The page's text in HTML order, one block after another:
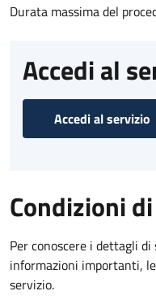
Durata massima del
Accedi al
Accedi al servizio
Condizioni
Per conoscere i dettagli
informazioni importanti,
servizio.